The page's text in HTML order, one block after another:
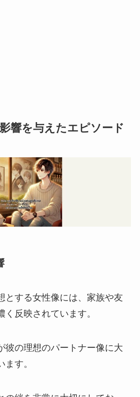
響を与えたエピソード
とする女性像には、家族や友
く反映されています。
彼の理想のパートナー像に大
す。